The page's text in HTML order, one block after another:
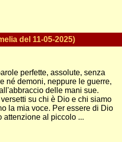
del 11-05-2025)
perfette, assolute, senza
né demoni, neppure le guerre,
delle mani sue.
su chi è Dio e chi siamo
la mia voce. Per essere di Dio
attenzione al piccolo ...